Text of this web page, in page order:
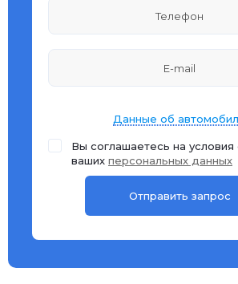
Данные об
Вы соглашаетесь на условия
ваших персональных данных